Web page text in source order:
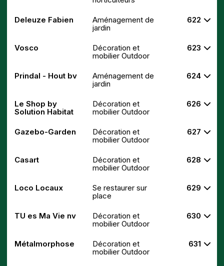
Deleuze Fabien
Aménagement de
jardin
622
Vosco
Décoration et
mobilier Outdoor
623
Prindal - Hout bv
Aménagement de
jardin
624
Le Shop by
Solution Habitat
Décoration et
mobilier Outdoor
626
Gazebo-Garden
Décoration et
mobilier Outdoor
627
Casart
Décoration et
mobilier Outdoor
628
Loco Locaux
Se restaurer sur
place
629
TU es Ma Vie nv
Décoration et
mobilier Outdoor
630
Métalmorphose
Décoration et
mobilier Outdoor
631